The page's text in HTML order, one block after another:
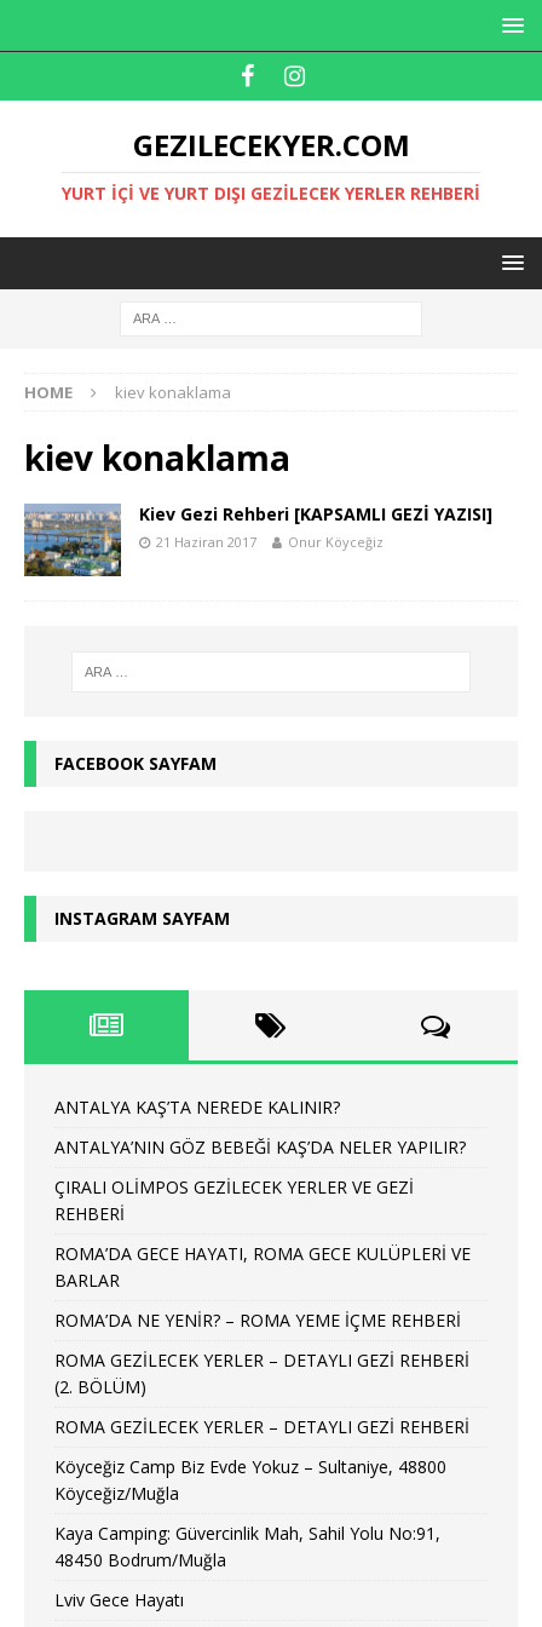
GEZILECEKYER.COM
YURT İÇI VE YURT DIŞI GEZILECEK YERLER REHBERI
HOME kiev konaklama
kiev konaklama
Kiev Gezi Rehberi [KAPSAMLI GEZİ YAZISI]
21 Haziran 2017 Onur Köyceğiz
FACEBOOK SAYFAM
INSTAGRAM SAYFAM
ANTALYA KAŞ’TA NEREDE KALINIR?
ANTALYA’NIN GÖZ BEBEĞİ KAŞ’DA NELER YAPILIR?
ÇIRALI OLİMPOS GEZİLECEK YERLER VE GEZİ
REHBERİ
ROMA’DA GECE HAYATI, ROMA GECE KULÜPLERİ VE
BARLAR
ROMA’DA NE YENİR? – ROMA YEME İÇME REHBERİ
ROMA GEZİLECEK YERLER – DETAYLI GEZİ REHBERİ
(2. BÖLÜM)
ROMA GEZİLECEK YERLER – DETAYLI GEZİ REHBERİ
Köyceğiz Camp Biz Evde Yokuz – Sultaniye, 48800
Köyceğiz/Muğla
Kaya Camping: Güvercinlik Mah, Sahil Yolu No:91,
48450 Bodrum/Muğla
Lviv Gece Hayatı